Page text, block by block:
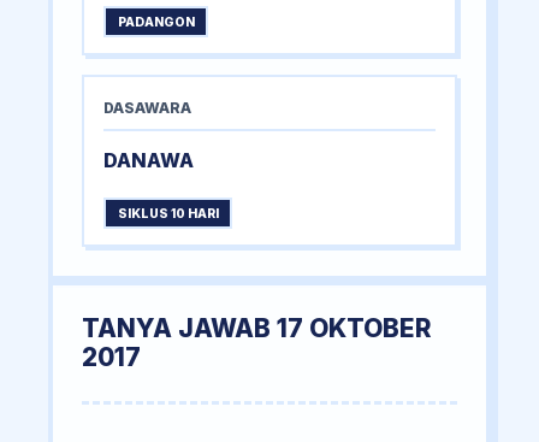
PADANGON
DASAWARA
DANAWA
SIKLUS 10 HARI
TANYA JAWAB 17 OKTOBER
2017